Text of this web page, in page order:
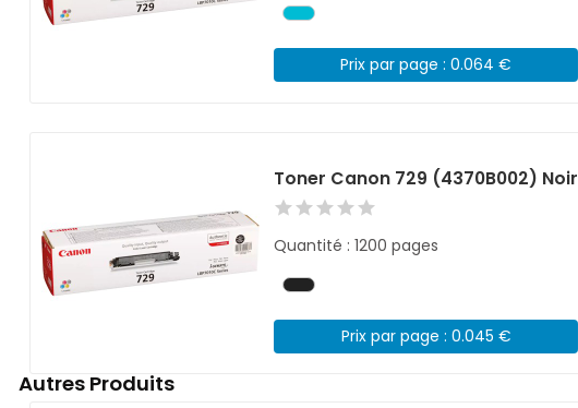
Prix par page : 0.064 €
Toner Canon 729 (4370B002) Noir
Quantité : 1200 pages
Prix par page : 0.045 €
Autres Produits